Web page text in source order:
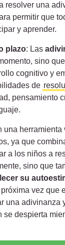
resolver una
permitir que
y aprender.
plazo: Las
sino
cognitivo y
de
pensamiento
una herramienta
ya que
a los niños a
sino que
su
vez que
una adivinanza
despierta